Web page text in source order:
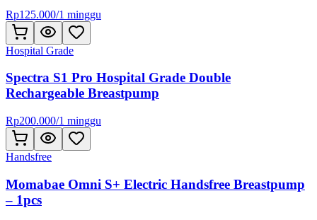
Rp125.000/1 minggu
Hospital Grade
Spectra S1 Pro Hospital Grade Double
Rechargeable Breastpump
Rp200.000/1 minggu
Handsfree
Momabae Omni S+ Electric Handsfree Breastpump
– 1pcs